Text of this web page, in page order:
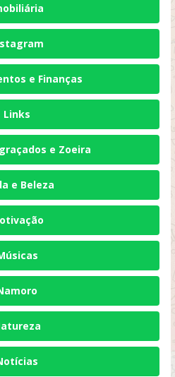
e Finanças
Links
e Zoeira
e Beleza